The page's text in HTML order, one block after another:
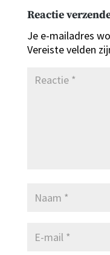
Reactie
Je e-mailadres
Vereiste velden